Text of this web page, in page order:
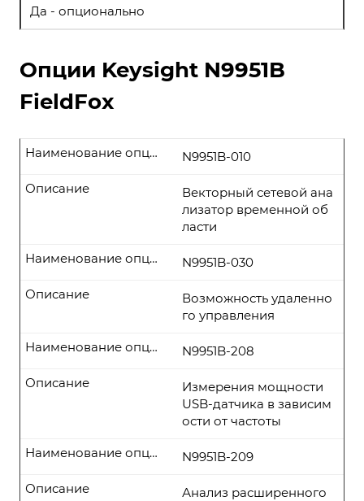
Да - опционально
Опции Keysight N9951B
FieldFox
N9951B-010
Наименование опции
Векторный сетевой ана
лизатор временной об
ласти
Описание
N9951B-030
Наименование опции
Возможность удаленно
го управления
Описание
N9951B-208
Наименование опции
Измерения мощности
USB-датчика в зависим
ости от частоты
Описание
N9951B-209
Наименование опции
Анализ расширенного
Описание